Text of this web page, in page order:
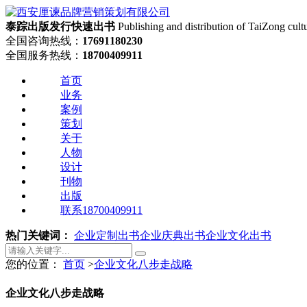
泰踪出版发行快速出书 Publishing and distribution of TaiZong
全国咨询热线： 17691180230
全国服务热线： 18700409911
首页
业务
案例
策划
关于
人物
设计
刊物
出版
联系18700409911
热门关键词： 企业定制出书企业庆典出书企业文化出书
您的位置： 首页 >企业文化八步走战略
企业文化八步走战略